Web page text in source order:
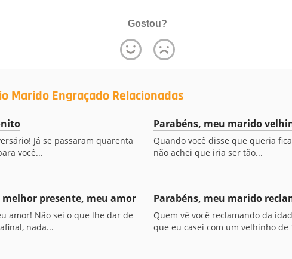
Gostou?
Marido Engraçado Relacionadas
Já se passaram quarenta
você...
Parabéns, meu marido
Quando você disse que queria
não achei que iria ser tão...
melhor presente, meu amor
amor! Não sei o que lhe dar de
nada...
Parabéns, meu marido
Quem vê você reclamando da
que eu casei com um velhinho de